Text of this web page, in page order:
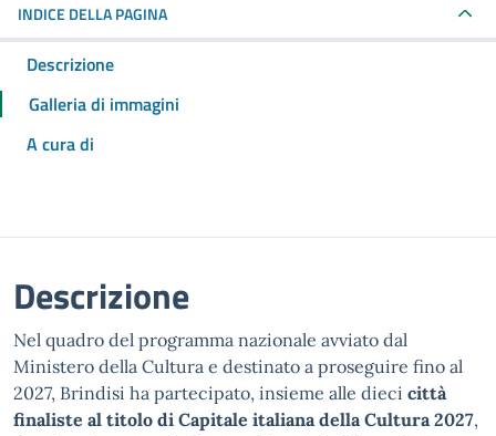
INDICE DELLA PAGINA
Descrizione
Galleria di immagini
A cura di
Descrizione
Nel quadro del programma nazionale avviato dal
Ministero della Cultura e destinato a proseguire fino al
2027, Brindisi ha partecipato, insieme alle dieci città
finaliste al titolo di Capitale italiana della Cultura 2027,